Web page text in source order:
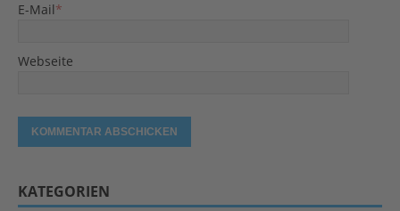
E-Mail*
Webseite
KATEGORIEN